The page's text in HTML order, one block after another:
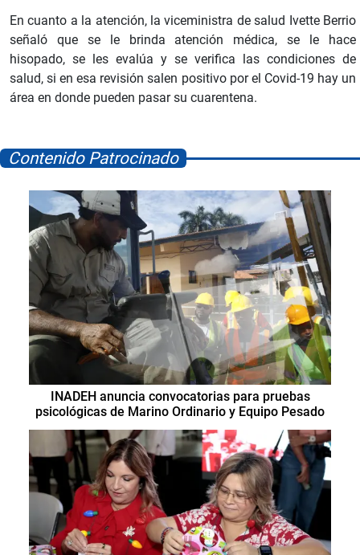
En cuanto a la atención, la viceministra de salud Ivette Berrio
señaló que se le brinda atención médica, se le hace
hisopado, se les evalúa y se verifica las condiciones de
salud, si en esa revisión salen positivo por el Covid-19 hay un
área en donde pueden pasar su cuarentena.
Contenido Patrocinado
INADEH anuncia convocatorias para pruebas
psicológicas de Marino Ordinario y Equipo Pesado